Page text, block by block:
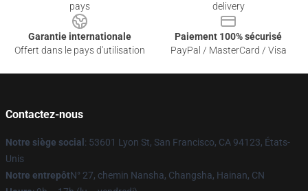
pays
delivery
Garantie internationale
Offert dans le pays d'utilisation
Paiement 100% sécurisé
PayPal / MasterCard / Visa
Contactez-nous
Notre siège social : 53601 Lyon St, San Francisco, CA 94123, États-
Unis
Notre entrepôtN° 27, chemin Nansha, Changsha, Hainan, CN